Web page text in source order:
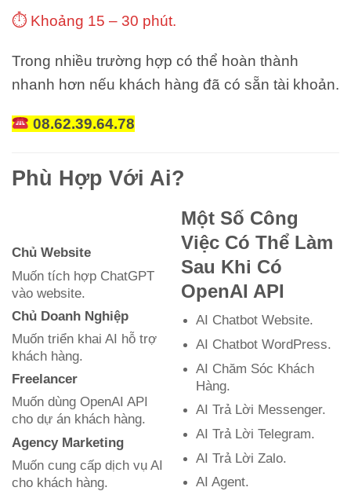
⏱ Khoảng 15 – 30 phút.
Trong nhiều trường hợp có thể hoàn thành
nhanh hơn nếu khách hàng đã có sẵn tài khoản.
08.62.39.64.78
Phù Hợp Với Ai?
Chủ Website
Muốn tích hợp ChatGPT
vào website.
Chủ Doanh Nghiệp
Muốn triển khai AI hỗ trợ
khách hàng.
Freelancer
Muốn dùng OpenAI API
cho dự án khách hàng.
Agency Marketing
Muốn cung cấp dịch vụ AI
cho khách hàng.
Một Số Công
Việc Có Thể Làm
Sau Khi Có
OpenAI API
AI Chatbot Website.
AI Chatbot WordPress.
AI Chăm Sóc Khách
Hàng.
AI Trả Lời Messenger.
AI Trả Lời Telegram.
AI Trả Lời Zalo.
AI Agent.